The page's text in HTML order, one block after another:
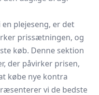
plejeseng, er det
prissætningen, og
køb. Denne sektion
der påvirker prisen,
købe nye kontra
vi de bedste